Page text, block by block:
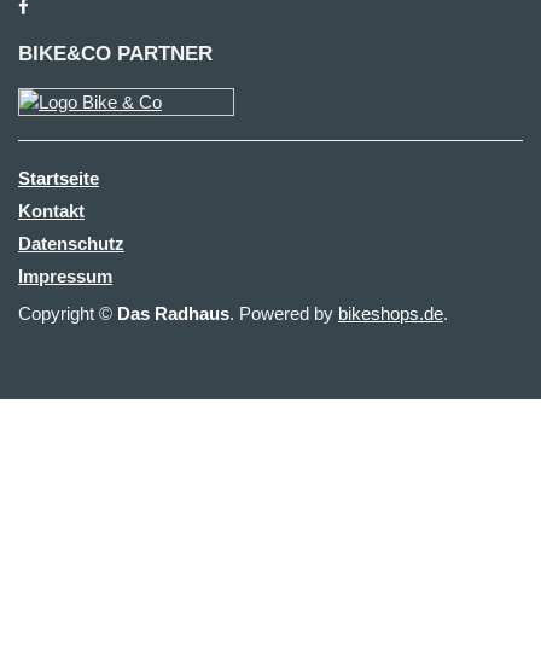
BIKE&CO PARTNER
Startseite
Kontakt
Datenschutz
Impressum
Copyright © Das Radhaus. Powered by bikeshops.de.